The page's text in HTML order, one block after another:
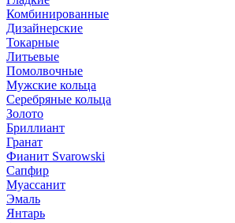
Комбинированные
Дизайнерские
Токарные
Литьевые
Помолвочные
Мужские кольца
Серебряные кольца
Золото
Бриллиант
Гранат
Фианит Svarowski
Сапфир
Муассанит
Эмаль
Янтарь